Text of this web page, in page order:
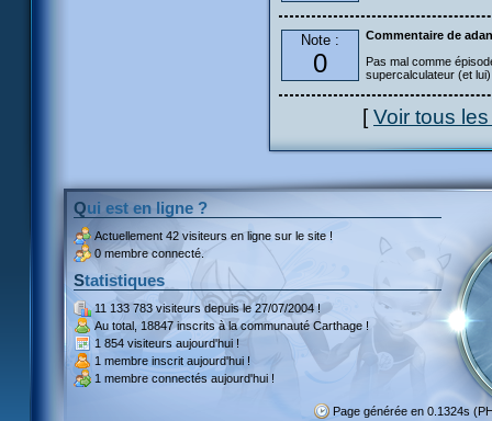
Note :
0
Commentaire de
Pas mal comme
supercalculateur (et
[Voir tous
Qui est en ligne ?
Actuellement 42 visiteurs en ligne sur le site !
0 membre connecté.
Statistiques
11 133 783 visiteursdepuis le 27/07/2004 !
Au total, 18847 inscritsà la communauté Carthage !
1 854 visiteurs aujourd'hui !
1 membre inscrit aujourd'hui !
1 membre connectés aujourd'hui !
Page générée en 0.1324s